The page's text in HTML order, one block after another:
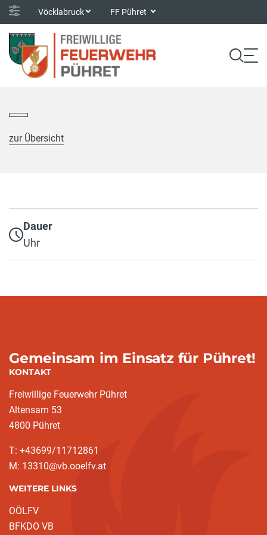
Vöcklabruck FF Pühret
zur Übersicht
Dauer
Uhr
Gemeinsam im Einsatz für Pühret!
KONTAKT
Freiwillige Feuerwehr Pühret
Altensam 53
4800 Pühret
T: +43699/11712861
M: 13310@vb.ooelfv.at
WEITERE LINKS
OÖLFV
BFKDO VB